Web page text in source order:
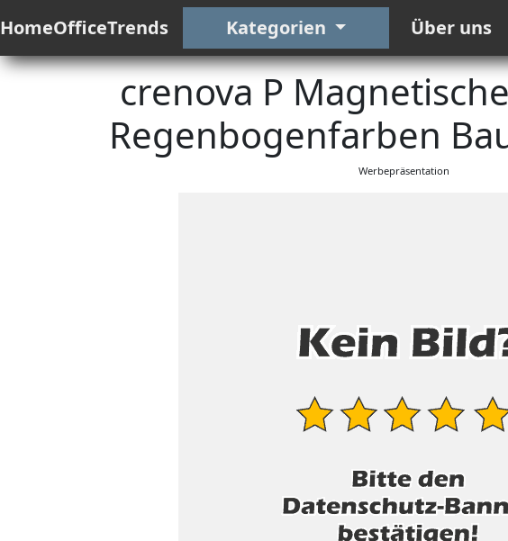
HomeOfficeTrends Kategorien Über uns
crenova P
Regenbogenfarben
Werbepräsentation